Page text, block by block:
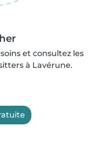
et consultez les
à Lavérune.